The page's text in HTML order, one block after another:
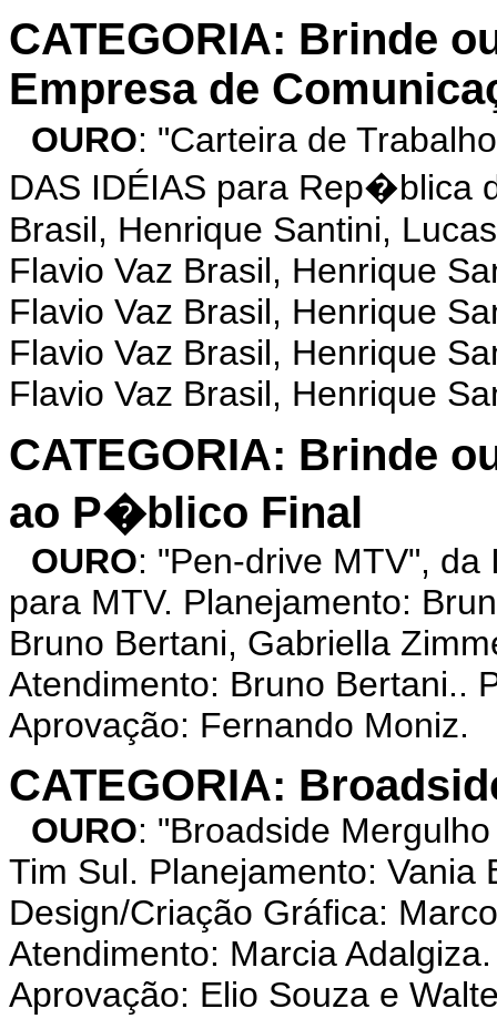
CATEGORIA: Brinde
Empresa de
OURO: "Carteira de
DAS IDÉIAS para Rep�blica
Brasil, Henrique Santini,
Flavio Vaz Brasil, Henrique
Flavio Vaz Brasil, Henrique
Flavio Vaz Brasil, Henrique
Flavio Vaz Brasil, Henrique
CATEGORIA: Brinde
ao P�blico Final
OURO: "Pen-drive MTV", da
para MTV. Planejamento:
Bruno Bertani, Gabriella
Atendimento: Bruno Bertani..
Aprovação: Fernando Moniz.
CATEGORIA:
OURO: "Broadside
Tim Sul. Planejamento: Vania
Design/Criação Gráfica:
Atendimento: Marcia
Aprovação: Elio Souza e